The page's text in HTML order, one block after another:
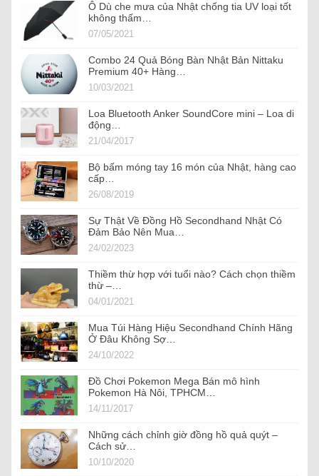
Ô Dù che mưa của Nhật chống tia UV loại tốt
không thấm…
07/05/2021
Combo 24 Quả Bóng Bàn Nhật Bản Nittaku
Premium 40+ Hàng…
10/03/2021
Loa Bluetooth Anker SoundCore mini – Loa di
động…
21/04/2017
Bộ bấm móng tay 16 món của Nhật, hàng cao
cấp…
26/08/2019
Sự Thật Về Đồng Hồ Secondhand Nhật Có
Đảm Bảo Nên Mua…
24/02/2023
Thiềm thừ hợp với tuổi nào? Cách chọn thiềm
thừ –…
04/01/2021
Mua Túi Hàng Hiệu Secondhand Chính Hãng
Ở Đâu Không Sợ…
24/10/2022
Đồ Chơi Pokemon Mega Bán mô hình
Pokemon Hà Nôi, TPHCM…
14/11/2017
Những cách chỉnh giờ đồng hồ quả quýt –
Cách sử…
10/10/2020